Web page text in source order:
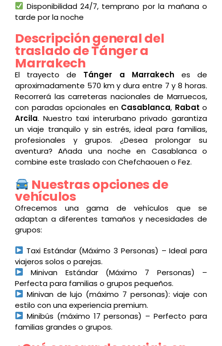
Disponibilidad 24/7, temprano por la mañana o
tarde por la noche
Descripción general del
traslado de Tánger a
Marrakech
El trayecto de Tánger a Marrakech es de
aproximadamente 570 km y dura entre 7 y 8 horas.
Recorrerá las carreteras nacionales de Marruecos,
con paradas opcionales en Casablanca, Rabat o
Arcila. Nuestro taxi interurbano privado garantiza
un viaje tranquilo y sin estrés, ideal para familias,
profesionales y grupos. ¿Desea prolongar su
aventura? Añada una noche en Casablanca o
combine este traslado con Chefchaouen o Fez.
Nuestras opciones de
vehículos
Ofrecemos una gama de vehículos que se
adaptan a diferentes tamaños y necesidades de
grupos:
Taxi Estándar (Máximo 3 Personas) – Ideal para
viajeros solos o parejas.
Minivan Estándar (Máximo 7 Personas) –
Perfecta para familias o grupos pequeños.
Minivan de lujo (máximo 7 personas): viaje con
estilo con una experiencia premium.
Minibús (máximo 17 personas) – Perfecto para
familias grandes o grupos.